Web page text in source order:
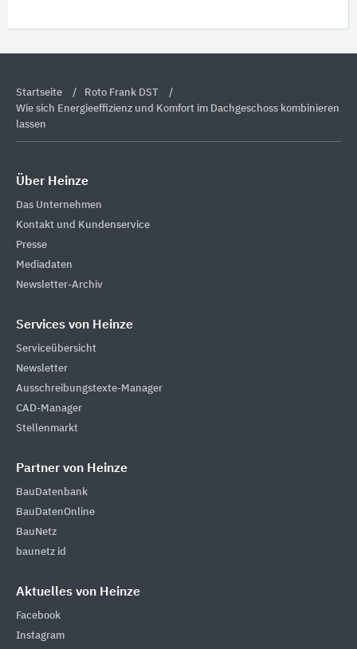
Startseite
Roto Frank DST
Wie sich Energieeffizienz und Komfort im Dachgeschoss kombinieren
lassen
Über Heinze
Das Unternehmen
Kontakt und Kundenservice
Presse
Mediadaten
Newsletter-Archiv
Services von Heinze
Serviceübersicht
Newsletter
Ausschreibungstexte-Manager
CAD-Manager
Stellenmarkt
Partner von Heinze
BauDatenbank
BauDatenOnline
BauNetz
baunetz id
Aktuelles von Heinze
Facebook
Instagram